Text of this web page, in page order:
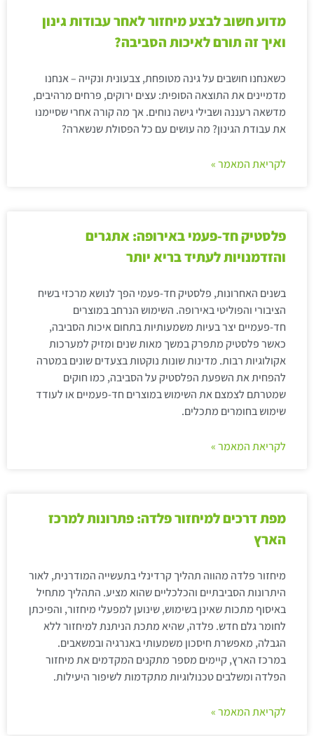
מדוע חשוב לבצע מיחזור לאחר עבודות גינון
ואיך זה תורם לאיכות הסביבה?
כשאנחנו חושבים על גינה מטופחת, צבעונית ונקייה – אנחנו
מדמיינים את התוצאה הסופית: עצים ירוקים, פרחים מרהיבים,
מדשאה רעננה ושבילי גישה נוחים. אך מה קורה אחרי שסיימנו
את עבודת הגינון? מה עושים עם כל הפסולת שנשארה?
לקריאת המאמר »
פלסטיק חד-פעמי באירופה: אתגרים
והזדמנויות לעתיד בריא יותר
בשנים האחרונות, פלסטיק חד-פעמי הפך לנושא מרכזי בשיח
הציבורי והפוליטי באירופה. השימוש הנרחב במוצרים
חד-פעמיים יצר בעיות משמעותיות בתחום איכות הסביבה,
כאשר פלסטיק מתפרק במשך מאות שנים ומזיק למערכות
אקולוגיות רבות. מדינות שונות נוקטות בצעדים שונים במטרה
להפחית את השפעת הפלסטיק על הסביבה, כמו חוקים
שמטרתם לצמצם את השימוש במוצרים חד-פעמיים או לעודד
שימוש בחומרים מתכלים.
לקריאת המאמר »
מפת דרכים למיחזור פלדה: פתרונות למרכז
הארץ
מיחזור פלדה מהווה תהליך קרדינלי בתעשייה המודרנית, לאור
היתרונות הסביבתיים והכלכליים שהוא מציע. התהליך מתחיל
באיסוף מתכות שאינן בשימוש, שינוען למפעלי מיחזור, והפיכתן
לחומר גלם חדש. פלדה, שהיא מתכת הניתנת למיחזור ללא
הגבלה, מאפשרת חיסכון משמעותי באנרגיה ובמשאבים.
במרכז הארץ, קיימים מספר מתקנים המקדמים את מיחזור
הפלדה ומשלבים טכנולוגיות מתקדמות לשיפור היעילות.
לקריאת המאמר »